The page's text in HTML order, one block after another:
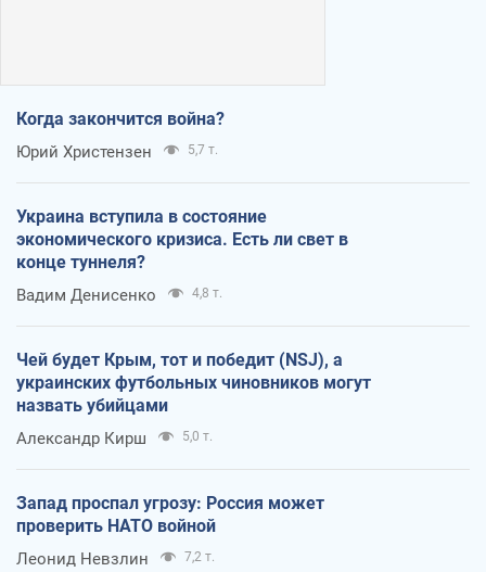
Когда закончится война?
Юрий Христензен 5,7 т.
Украина вступила в состояние
экономического кризиса. Есть ли свет в
конце туннеля?
Вадим Денисенко 4,8 т.
Чей будет Крым, тот и победит (NSJ), а
украинских футбольных чиновников могут
назвать убийцами
Александр Кирш 5,0 т.
Запад проспал угрозу: Россия может
проверить НАТО войной
Леонид Невзлин 7,2 т.